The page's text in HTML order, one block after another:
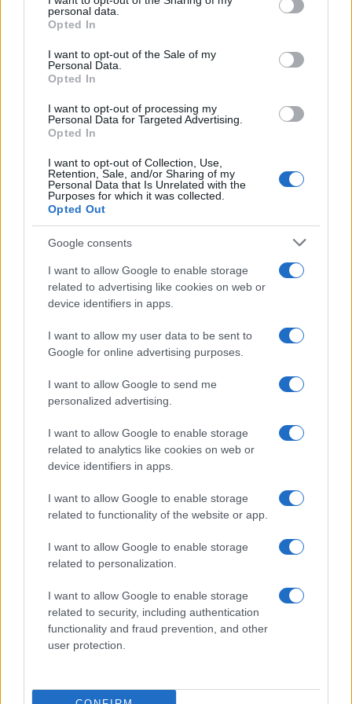
grant or deny consent to Google and its third-party tags to
use your data for below specified purposes in below Google
consent section.
personal data.
Opted In
I want to opt-out of the Sale of my
Personal Data.
Opted In
I want to opt-out of processing my
Personal Data for Targeted Advertising.
Opted In
I want to opt-out of Collection, Use,
Retention, Sale, and/or Sharing of my
Personal Data that Is Unrelated with the
Purposes for which it was collected.
Opted Out
Google consents
I want to allow Google to enable storage
related to advertising like cookies on web or
device identifiers in apps.
I want to allow my user data to be sent to
Google for online advertising purposes.
I want to allow Google to send me
personalized advertising.
I want to allow Google to enable storage
related to analytics like cookies on web or
device identifiers in apps.
I want to allow Google to enable storage
related to functionality of the website or app.
I want to allow Google to enable storage
related to personalization.
I want to allow Google to enable storage
related to security, including authentication
functionality and fraud prevention, and other
user protection.
l’activation par défaut de ce traitement de données, en
Monde. En France, quelques-uns ont même déclaré avoir
averti la Commission nationale de l’informatique et des
libertés (CNIL).
La CNIL, sollicitée par Le Monde, n’a pas réagi. X Corp,
qui ne s’adresse pas aux médias depuis que Twitter a été
racheté par Elon Musk en octobre 2022, a répondu de
manière automatique via un courriel : « Occupé pour
l’instant, veuillez revenir plus tard. » xAI, qui a élaboré
l’outil Grok, n’a pas non plus répondu.
« Contribuer »
AUTEUR
Infos Rédaction